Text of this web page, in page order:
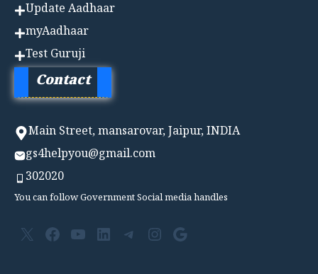
Update Aadhaar
myAadhaar
Test Guruji
Contact
Main Street, mansarovar, Jaipur, INDIA
gs4helpyou@gmail.com
302020
You can follow Government Social media handles
X Facebook
YouTube
LinkedIn
Telegram
Instagram
Google